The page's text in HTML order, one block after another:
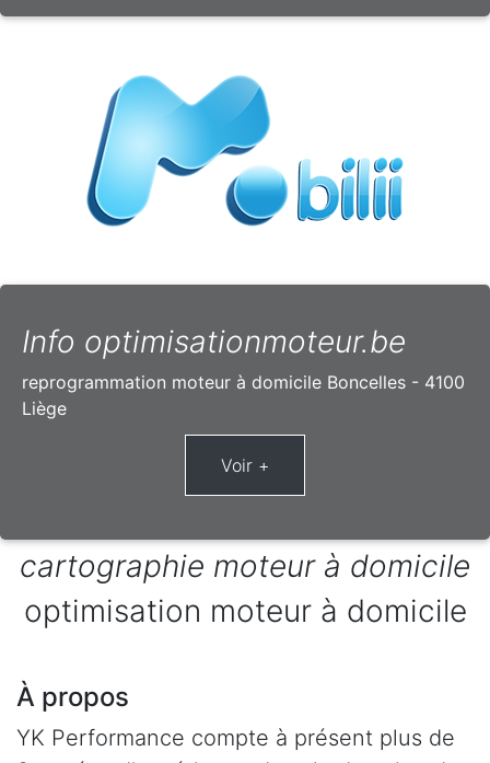
Info optimisationmoteur.be
reprogrammation moteur à domicile Boncelles - 4100
Liège
cartographie moteur à domicile
optimisation moteur à domicile
À propos
YK Performance compte à présent plus de